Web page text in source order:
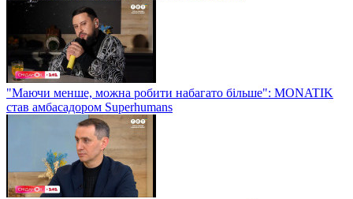
"Маючи менше, можна робити набагато більше": MONATIK
став амбасадором Superhumans